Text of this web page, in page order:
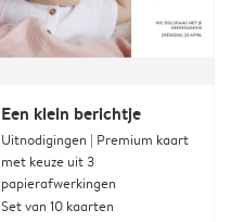
Een klein berichtje
Uitnodigingen | Premium kaart
met keuze uit 3
papierafwerkingen
Set van 10 kaarten